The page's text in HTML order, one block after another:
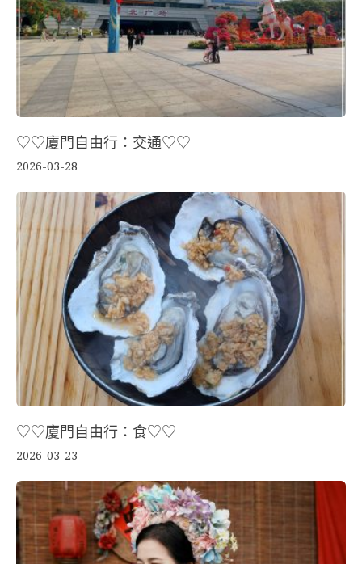
♡♡廈門自由行：交通♡♡
2026-03-28
♡♡廈門自由行：食♡♡
2026-03-23